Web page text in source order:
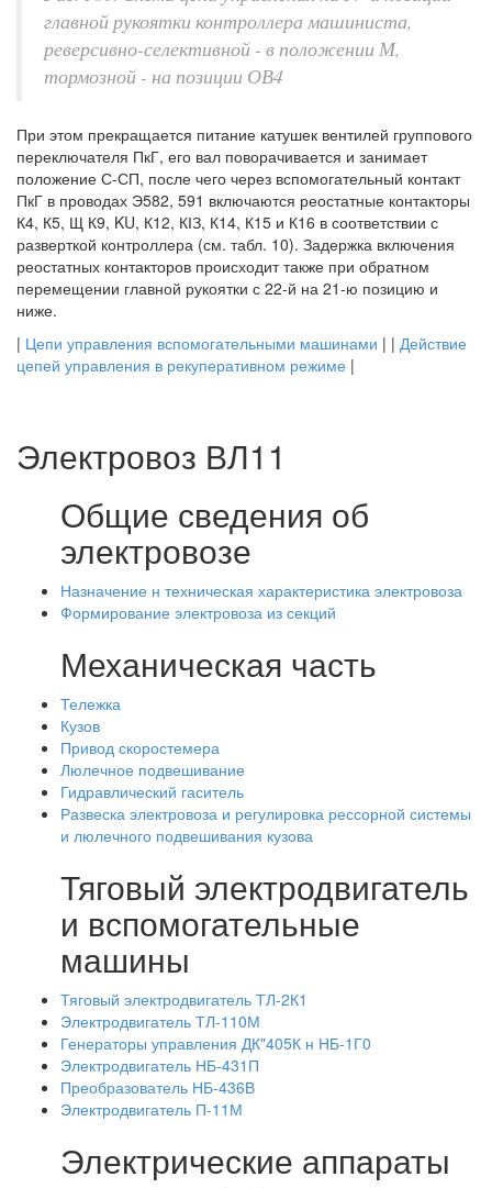
главной рукоятки контроллера машиниста,
реверсивно-селективной - в положении М,
тормозной - на позиции ОВ4
При этом прекращается питание катушек вентилей группового
переключателя ПкГ, его вал поворачивается и занимает
положение С-СП, после чего через вспомогательный контакт
ПкГ в проводах Э582, 591 включаются реостатные контакторы
К4, К5, Щ К9, KU, К12, КІЗ, К14, К15 и К16 в соответствии с
разверткой контроллера (см. табл. 10). Задержка включения
реостатных контакторов происходит также при обратном
перемещении главной рукоятки с 22-й на 21-ю позицию и
ниже.
| Цепи управления вспомогательными машинами | | Действие
цепей управления в рекуперативном режиме |
Электровоз ВЛ11
Общие сведения об
электровозе
Назначение н техническая характеристика электровоза
Формирование электровоза из секций
Механическая часть
Тележка
Кузов
Привод скоростемера
Люлечное подвешивание
Гидравлический гаситель
Развеска электровоза и регулировка рессорной системы
и люлечного подвешивания кузова
Тяговый электродвигатель
и вспомогательные
машины
Тяговый электродвигатель ТЛ-2К1
Электродвигатель ТЛ-110М
Генераторы управления ДК"405К н НБ-1Г0
Электродвигатель НБ-431П
Преобразователь НБ-436В
Электродвигатель П-11М
Электрические аппараты